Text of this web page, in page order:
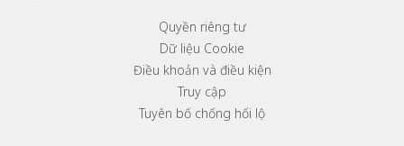
Footer menu linksQuyền riêng tư
Dữ liệu Cookie
Điều khoản và điều kiện
Truy cập
Tuyên bố chống hối lộ